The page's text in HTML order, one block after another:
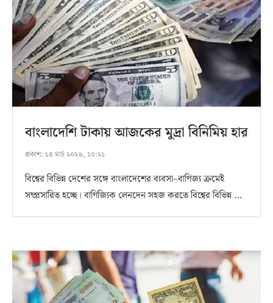
বাংলাদেশি টাকায় আজকের মুদ্রা বিনিমিয় হার
প্রকাশ: ১৪ মার্চ ২০২৬, ১০:২১
বিশ্বের বিভিন্ন দেশের সঙ্গে বাংলাদেশের ব্যবসা–বাণিজ্য ক্রমেই
সম্প্রসারিত হচ্ছে। বাণিজ্যিক লেনদেন সহজ করতে বিশ্বের বিভিন্ন …